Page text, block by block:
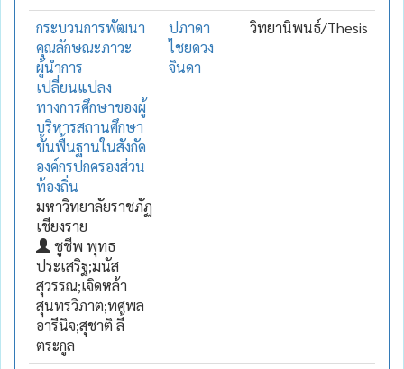
กระบวนการพัฒนา
คุณลักษณะภาวะ
ผู้นำการ
เปลี่ยนแปลง
ทางการศึกษาของผู้
บริหารสถานศึกษา
ขั้นพื้นฐานในสังกัด
องค์กรปกครองส่วน
ท้องถิ่น
มหาวิทยาลัยราชภัฏ
เชียงราย
ชูชีพ พุทธ
ประเสริฐ;มนัส
สุวรรณ;เจิดหล้า
สุนทรวิภาต;ทศพล
อารีนิจ;สุชาติ ลี้
ตระกูล
ปภาดา
ไชยดวง
จินดา
วิทยานิพนธ์/Thesis